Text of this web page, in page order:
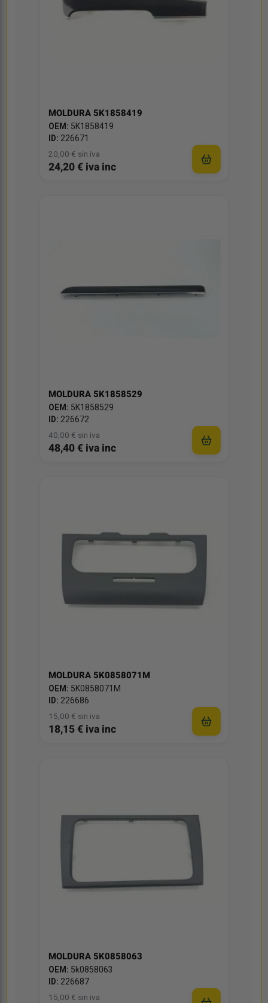
MOLDURA 5K1858419
OEM: 5K1858419
ID: 226671
20,00 € sin iva
24,20 € iva inc
MOLDURA 5K1858529
OEM: 5K1858529
ID: 226672
40,00 € sin iva
48,40 € iva inc
MOLDURA 5K0858071M
OEM: 5K0858071M
ID: 226686
15,00 € sin iva
18,15 € iva inc
MOLDURA 5K0858063
OEM: 5k0858063
ID: 226687
15,00 € sin iva